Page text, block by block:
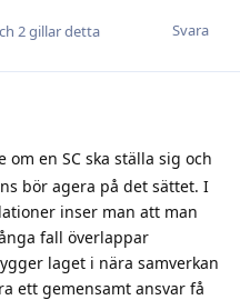
Svara
2gillar detta
om en SC ska ställa sig och
bör agera på det sättet. I
inser man att man
fall överlappar
laget i nära samverkan
ett gemensamt ansvar få